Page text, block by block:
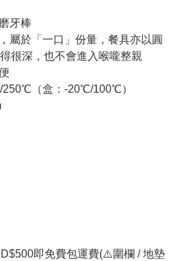
牙棒
屬於「一口」份量，餐具亦以圓
很深，也不會進入喉嚨整親
（盒：-20℃/100℃）
即免費包運費(⚠️圍欄 / 地墊